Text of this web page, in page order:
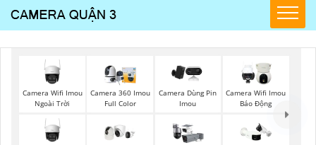
Camera Wifi Imou
Ngoài Trời
Camera 360 Imou
Full Color
Camera Dùng Pin
Imou
Camera Wifi Imou
Báo Động